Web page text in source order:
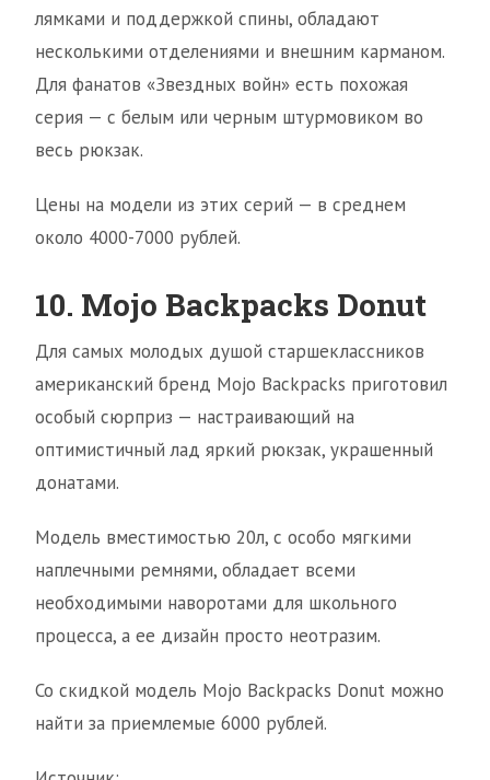
лямками и поддержкой спины, обладают
несколькими отделениями и внешним карманом.
Для фанатов «Звездных войн» есть похожая
серия — с белым или черным штурмовиком во
весь рюкзак.
Цены на модели из этих серий — в среднем
около 4000-7000 рублей.
10. Mojo Backpacks Donut
Для самых молодых душой старшеклассников
американский бренд Mojo Backpacks приготовил
особый сюрприз — настраивающий на
оптимистичный лад яркий рюкзак, украшенный
донатами.
Модель вместимостью 20л, с особо мягкими
наплечными ремнями, обладает всеми
необходимыми наворотами для школьного
процесса, а ее дизайн просто неотразим.
Со скидкой модель Mojo Backpacks Donut можно
найти за приемлемые 6000 рублей.